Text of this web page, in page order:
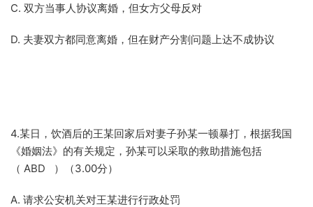
C. 双方当事人协议离婚，但女方父母反对
D. 夫妻双方都同意离婚，但在财产分割问题上达不成协议
4.某日，饮酒后的王某回家后对妻子孙某一顿暴打，根据我国
《婚姻法》的有关规定，孙某可以采取的救助措施包括
（ ABD ）（3.00分）
A. 请求公安机关对王某进行行政处罚